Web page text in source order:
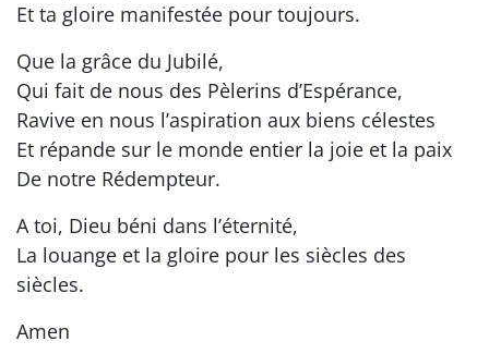
Et ta gloire manifestée pour toujours.
Que la grâce du Jubilé,
Qui fait de nous des Pèlerins d’Espérance,
Ravive en nous l’aspiration aux biens célestes
Et répande sur le monde entier la joie et la paix
De notre Rédempteur.
A toi, Dieu béni dans l’éternité,
La louange et la gloire pour les siècles des
siècles.
Amen